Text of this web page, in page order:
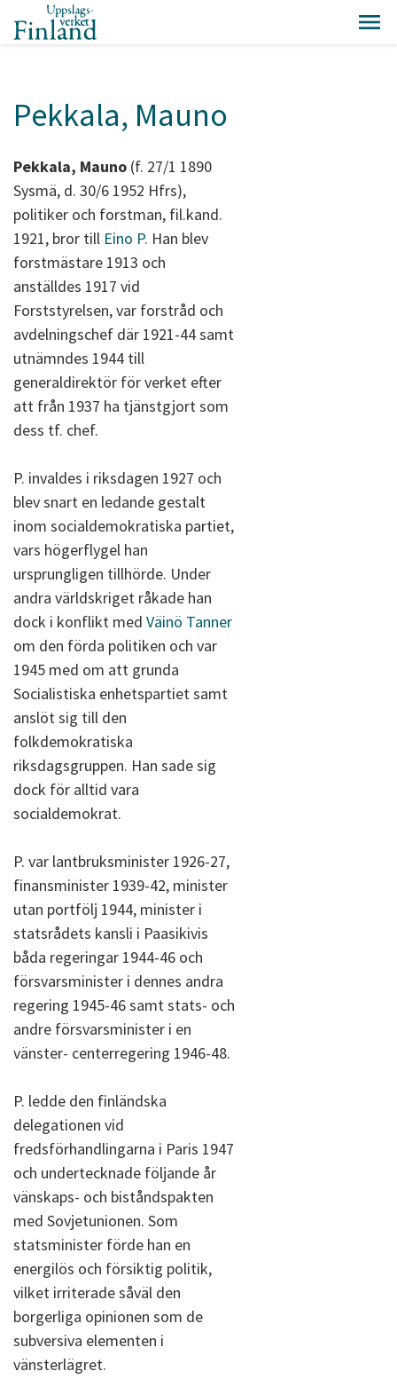
Pekkala, Mauno
Pekkala, Mauno (f. 27/1 1890
Sysmä, d. 30/6 1952 Hfrs),
politiker och forstman, fil.kand.
1921, bror till Eino P. Han blev
forstmästare 1913 och
anställdes 1917 vid
Forststyrelsen, var forstråd och
avdelningschef där 1921-44 samt
utnämndes 1944 till
generaldirektör för verket efter
att från 1937 ha tjänstgjort som
dess tf. chef.
P. invaldes i riksdagen 1927 och
blev snart en ledande gestalt
inom socialdemokratiska partiet,
vars högerflygel han
ursprungligen tillhörde. Under
andra världskriget råkade han
dock i konflikt med Väinö Tanner
om den förda politiken och var
1945 med om att grunda
Socialistiska enhetspartiet samt
anslöt sig till den
folkdemokratiska
riksdagsgruppen. Han sade sig
dock för alltid vara
socialdemokrat.
P. var lantbruksminister 1926-27,
finansminister 1939-42, minister
utan portfölj 1944, minister i
statsrådets kansli i Paasikivis
båda regeringar 1944-46 och
försvarsminister i dennes andra
regering 1945-46 samt stats- och
andre försvarsminister i en
vänster- centerregering 1946-48.
P. ledde den finländska
delegationen vid
fredsförhandlingarna i Paris 1947
och undertecknade följande år
vänskaps- och biståndspakten
med Sovjetunionen. Som
statsminister förde han en
energilös och försiktig politik,
vilket irriterade såväl den
borgerliga opinionen som de
subversiva elementen i
vänsterlägret.